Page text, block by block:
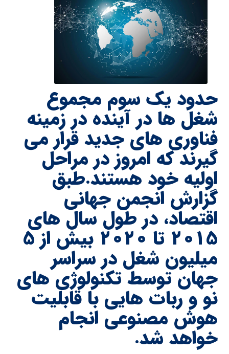
حدود یک سوم مجموع
شغل ها در آینده در زمینه
فناوری های جدید قرار می
گیرند که امروز در مراحل
اولیه خود هستند.طبق
گزارش انجمن جهانی
اقتصاد، در طول سال های
۲۰۱۵ تا ۲۰۲۰ بیش از ۵
میلیون شغل در سراسر
جهان توسط تکنولوژی های
نو و ربات هایی با قابلیت
هوش مصنوعی انجام
خواهد شد.